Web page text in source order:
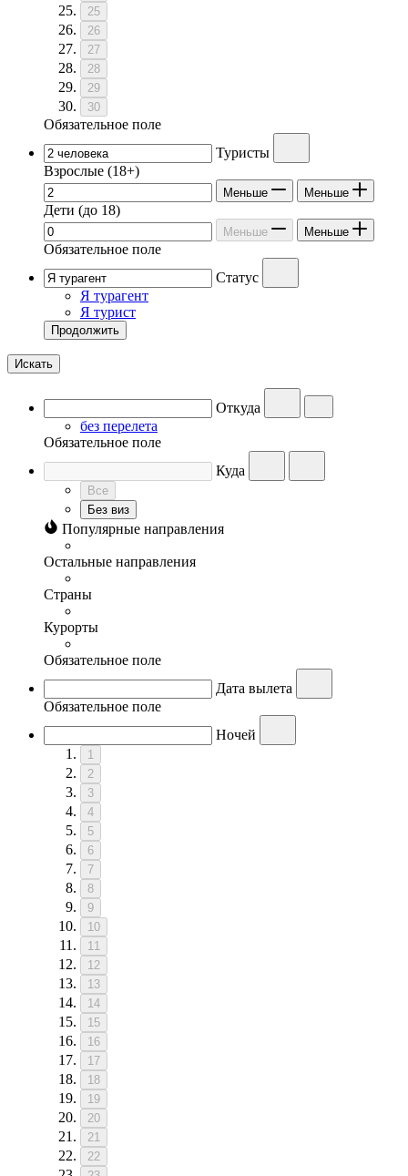
25
26
27
28
29
30
Обязательное поле
Туристы
Взрослые (18+)
Меньше Меньше
Дети (до 18)
Меньше Меньше
Обязательное поле
Статус
Я турагент
Я турист
Продолжить
Искать
Откуда
без перелета
Обязательное поле
Куда
Все
Без виз
Популярные направления
Остальные направления
Страны
Курорты
Обязательное поле
Дата вылета
Обязательное поле
Ночей
1
2
3
4
5
6
7
8
9
10
11
12
13
14
15
16
17
18
19
20
21
22